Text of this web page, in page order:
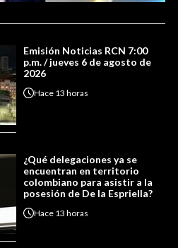
Emisión Noticias RCN 7:00
p.m. / jueves 6 de agosto de
2026
Hace 13 horas
¿Qué delegaciones ya se
encuentran en territorio
colombiano para asistir a la
posesión de De la Espriella?
Hace 13 horas